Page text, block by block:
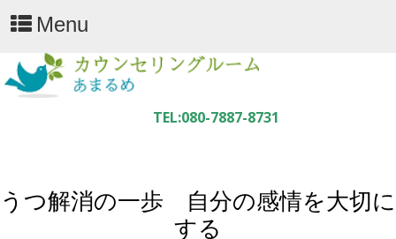
Menu
うつ解消の一歩 自分の感情を大切に
する